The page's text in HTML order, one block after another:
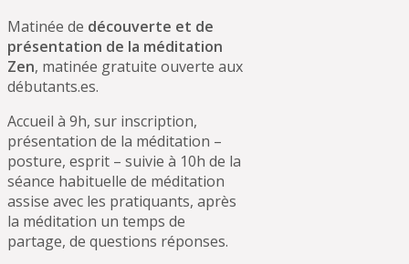
Matinée de découverte et de
présentation de la méditation
Zen, matinée gratuite ouverte aux
débutants.es.
Accueil à 9h, sur inscription,
présentation de la méditation –
posture, esprit – suivie à 10h de la
séance habituelle de méditation
assise avec les pratiquants, après
la méditation un temps de
partage, de questions réponses.